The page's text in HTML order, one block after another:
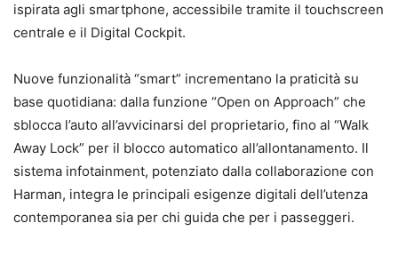
ispirata agli smartphone, accessibile tramite il touchscreen
centrale e il Digital Cockpit.
Nuove funzionalità “smart” incrementano la praticità su
base quotidiana: dalla funzione “Open on Approach” che
sblocca l’auto all’avvicinarsi del proprietario, fino al “Walk
Away Lock” per il blocco automatico all’allontanamento. Il
sistema infotainment, potenziato dalla collaborazione con
Harman, integra le principali esigenze digitali dell’utenza
contemporanea sia per chi guida che per i passeggeri.